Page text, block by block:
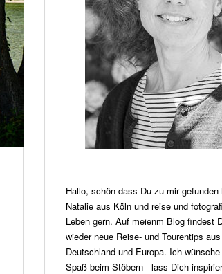
Hallo, schön dass Du zu mir
Natalie aus Köln und reise und
Leben gern. Auf meienm Blog findest
wieder neue Reise- und Tourentips aus
Deutschland und Europa. Ich
Spaß beim Stöbern - lass Dich